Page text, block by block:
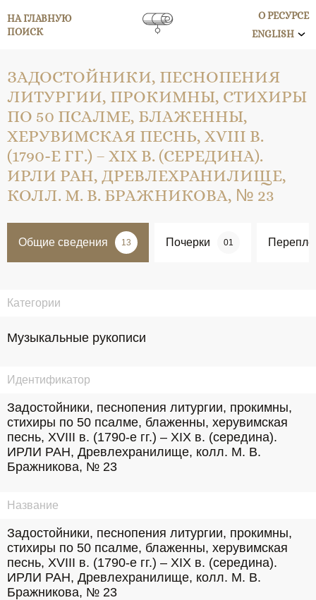
НА ГЛАВНУЮ
ПОИСК
О РЕСУРСЕ
ENGLISH
ЗАДОСТОЙНИКИ, ПЕСНОПЕНИЯ
ЛИТУРГИИ, ПРОКИМНЫ, СТИХИРЫ
ПО 50 ПСАЛМЕ, БЛАЖЕННЫ,
ХЕРУВИМСКАЯ ПЕСНЬ, XVIII В.
(1790-Е ГГ.) – XIX В. (СЕРЕДИНА).
ИРЛИ РАН, ДРЕВЛЕХРАНИЛИЩЕ,
КОЛЛ. М. В. БРАЖНИКОВА, № 23
Общие сведения 13 Почерки 01
Категории
Музыкальные рукописи
Идентификатор
Задостойники, песнопения литургии, прокимны,
стихиры по 50 псалме, блаженны, херувимская
песнь, XVIII в. (1790-е гг.) – XIX в. (середина).
ИРЛИ РАН, Древлехранилище, колл. М. В.
Бражникова, № 23
Название
Задостойники, песнопения литургии, прокимны,
стихиры по 50 псалме, блаженны, херувимская
песнь, XVIII в. (1790-е гг.) – XIX в. (середина).
ИРЛИ РАН, Древлехранилище, колл. М. В.
Бражникова, № 23